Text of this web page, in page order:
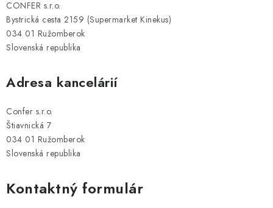
CONFER s.r.o.
Bystrická cesta 2159 (Supermarket Kinekus)
034 01 Ružomberok
Slovenská republika
Adresa kancelárií
Confer s.r.o.
Štiavnická 7
034 01 Ružomberok
Slovenská republika
Kontaktný formulár